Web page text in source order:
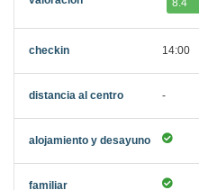
8.4
14:00
-